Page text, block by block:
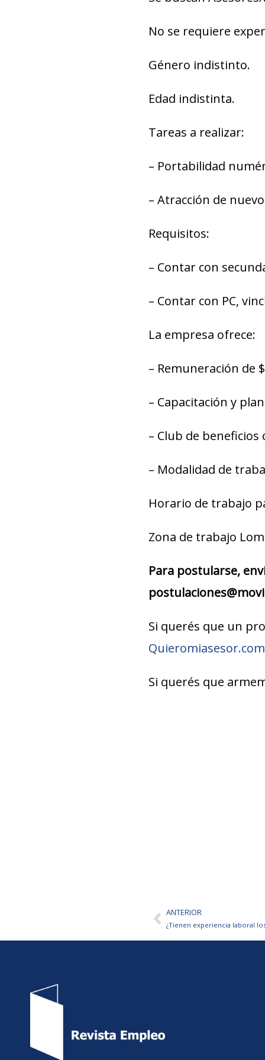
No se requiere
Género indistinto.
Edad indistinta.
Tareas a realizar:
– Portabilidad
– Atracción de
Requisitos:
– Contar con
– Contar con PC,
La empresa ofrece:
– Remuneración de
– Capacitación y
– Club de
– Modalidad de
Horario de trabajo
Zona de trabajo
Para postularse,
Si querés que un
Quieromiasesor.com
Si querés que
AntANTERIOR
¿Tienen experiencia laboral